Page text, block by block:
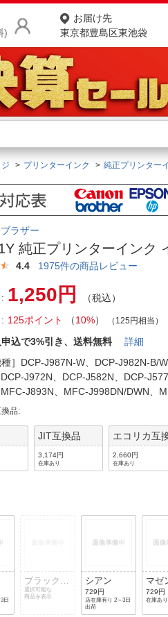
)
お届け先
東京都豊島区東池袋
商品をさがす
ランキングからさがす
お客様サポート
ご利用ガイド
よくある質問・お問合せ
ご利用規約
プリンターインク 純正プリンター
ラザー
純正プリンターインク
4.4 1975件の商品レビュー
1,250円
（税込）
125ポイント （10%） （125円相当）
申込で3%引き、送料無料詳細
種］DCP-J987N-W、DCP-J982N-B/
J972N、DCP-J582N、DCP-
MFC-J893N、MFC-J998DN/DWN
品:
JIT互換品
3,174円
在庫あり
エコリカ互
2,660円
在庫あり
日
ブラック(2
個パック)
選択可能な
商品を表示
シアン
729円
店在庫有り 2～3日
出荷
マゼ
729円
在庫あり